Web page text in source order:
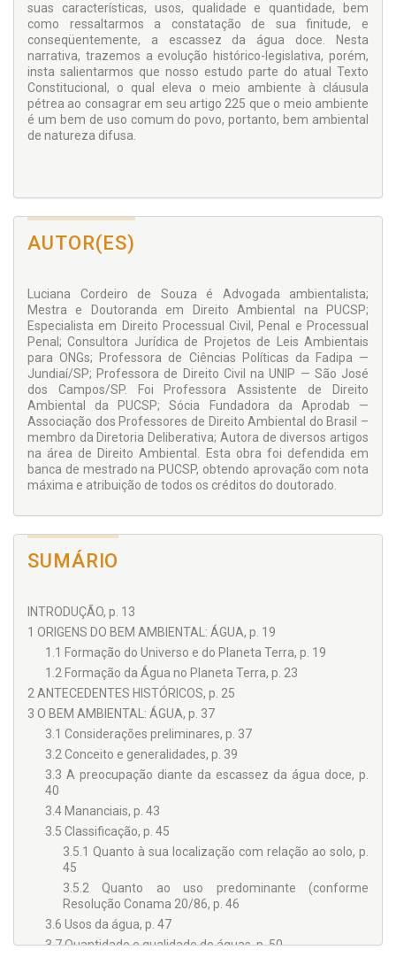
suas características, usos, qualidade e quantidade, bem
como ressaltarmos a constatação de sua finitude, e
conseqüentemente, a escassez da água doce. Nesta
narrativa, trazemos a evolução histórico-legislativa, porém,
insta salientarmos que nosso estudo parte do atual Texto
Constitucional, o qual eleva o meio ambiente à cláusula
pétrea ao consagrar em seu artigo 225 que o meio ambiente
é um bem de uso comum do povo, portanto, bem ambiental
de natureza difusa.
AUTOR(ES)
Luciana Cordeiro de Souza é Advogada ambientalista;
Mestra e Doutoranda em Direito Ambiental na PUCSP;
Especialista em Direito Processual Civil, Penal e Processual
Penal; Consultora Jurídica de Projetos de Leis Ambientais
para ONGs; Professora de Ciências Políticas da Fadipa —
Jundiaí/SP; Professora de Direito Civil na UNIP — São José
dos Campos/SP. Foi Professora Assistente de Direito
Ambiental da PUCSP; Sócia Fundadora da Aprodab —
Associação dos Professores de Direito Ambiental do Brasil –
membro da Diretoria Deliberativa; Autora de diversos artigos
na área de Direito Ambiental. Esta obra foi defendida em
banca de mestrado na PUCSP, obtendo aprovação com nota
máxima e atribuição de todos os créditos do doutorado.
SUMÁRIO
INTRODUÇÃO, p. 13
1 ORIGENS DO BEM AMBIENTAL: ÁGUA, p. 19
1.1 Formação do Universo e do Planeta Terra, p. 19
1.2 Formação da Água no Planeta Terra, p. 23
2 ANTECEDENTES HISTÓRICOS, p. 25
3 O BEM AMBIENTAL: ÁGUA, p. 37
3.1 Considerações preliminares, p. 37
3.2 Conceito e generalidades, p. 39
3.3 A preocupação diante da escassez da água doce, p.
40
3.4 Mananciais, p. 43
3.5 Classificação, p. 45
3.5.1 Quanto à sua localização com relação ao solo, p.
45
3.5.2 Quanto ao uso predominante (conforme
Resolução Conama 20/86, p. 46
3.6 Usos da água, p. 47
3.7 Quantidade e qualidade de águas, p. 50